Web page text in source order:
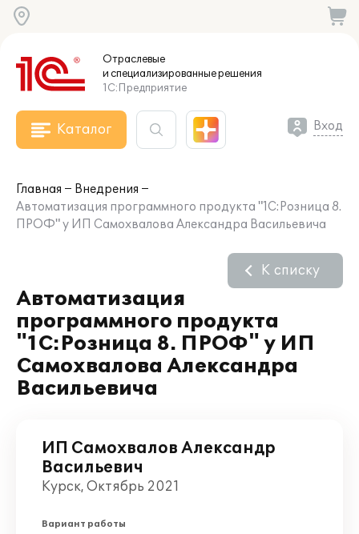
Отраслевые
и специализированныерешения
1С:Предприятие
Каталог Вход
Главная
Внедрения
Автоматизация программного продукта "1С:Розница 8.
ПРОФ" у ИП Самохвалова Александра Васильевича
Автоматизация
программного продукта
"1С:Розница 8. ПРОФ" у ИП
Самохвалова Александра
Васильевича
К списку
ИП Самохвалов Александр
Васильевич
Курск, Октябрь 2021
Вариант работы